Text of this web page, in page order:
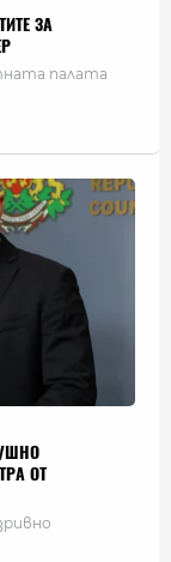
ЗА
палата
ОТ